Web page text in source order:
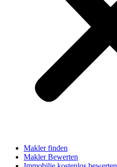
Makler finden
Makler Bewerten